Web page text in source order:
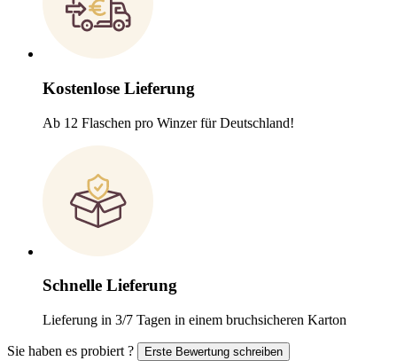
Kostenlose Lieferung
Ab 12 Flaschen pro Winzer für Deutschland!
Schnelle Lieferung
Lieferung in 3/7 Tagen in einem bruchsicheren Karton
Sie haben es probiert ? Erste Bewertung schreiben